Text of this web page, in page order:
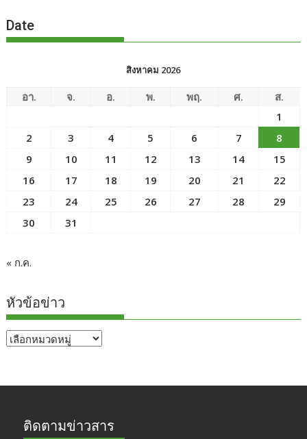
Date
สิงหาคม 2026
อา. จ. อ. พ. พฤ. ศ.
ส.
1
2
3 4 5 6 7
8
9
10 11 12 13 14
15
16
17 18 19 20 21
22
23
24 25 26 27 28
29
30
31
« ก.ค.
หัวข้อข่าว
หัวข้อ
ติดตามข่าวสาร